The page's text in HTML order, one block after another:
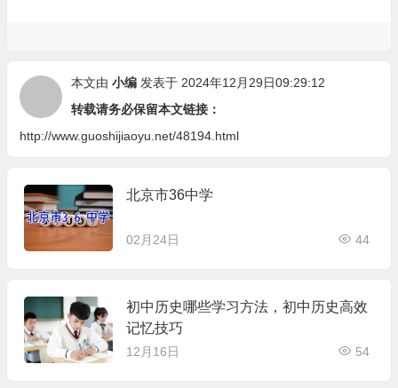
本文由 小编发表于 2024年12月29日09:29:12
转载请务必保留本文链接：
http://www.guoshijiaoyu.net/48194.html
北京市36中学
02月24日 44
初中历史哪些学习方法，初中历史高效
记忆技巧
12月16日 54